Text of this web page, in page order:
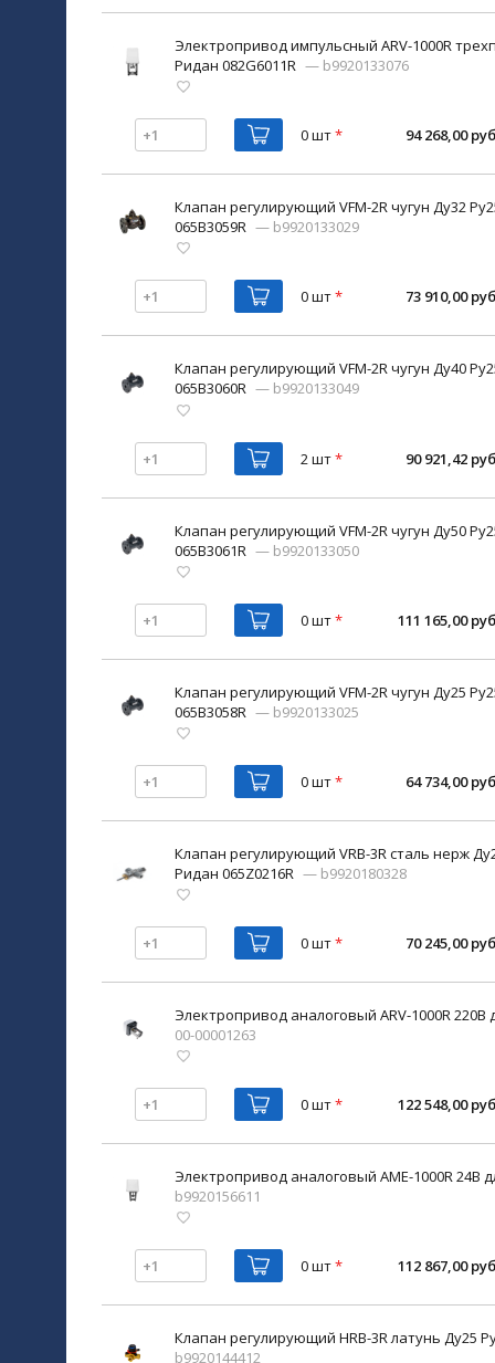
Электропривод импульсный ARV-1000R
Ридан 082G6011R — b9920133076
0 шт* 94 268,00
Клапан регулирующий VFM-2R чугун Ду32
065B3059R — b9920133029
0 шт* 73 910,00
Клапан регулирующий VFM-2R чугун Ду40
065B3060R — b9920133049
2 шт* 90 921,42
Клапан регулирующий VFM-2R чугун Ду50
065B3061R — b9920133050
0 шт* 111 165,00
Клапан регулирующий VFM-2R чугун Ду25
065B3058R — b9920133025
0 шт* 64 734,00
Клапан регулирующий VRB-3R сталь нерж
Ридан 065Z0216R — b9920180328
0 шт* 70 245,00
Электропривод аналоговый ARV-1000R 220В
00-00001263
0 шт* 122 548,00
Электропривод аналоговый AME-1000R 24В
b9920156611
0 шт* 112 867,00
Клапан регулирующий HRB-3R латунь Ду25
b9920144412